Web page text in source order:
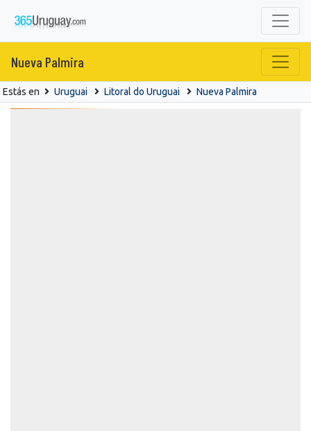
Nueva Palmira
Estás en Uruguai Litoral do Uruguai Nueva Palmira